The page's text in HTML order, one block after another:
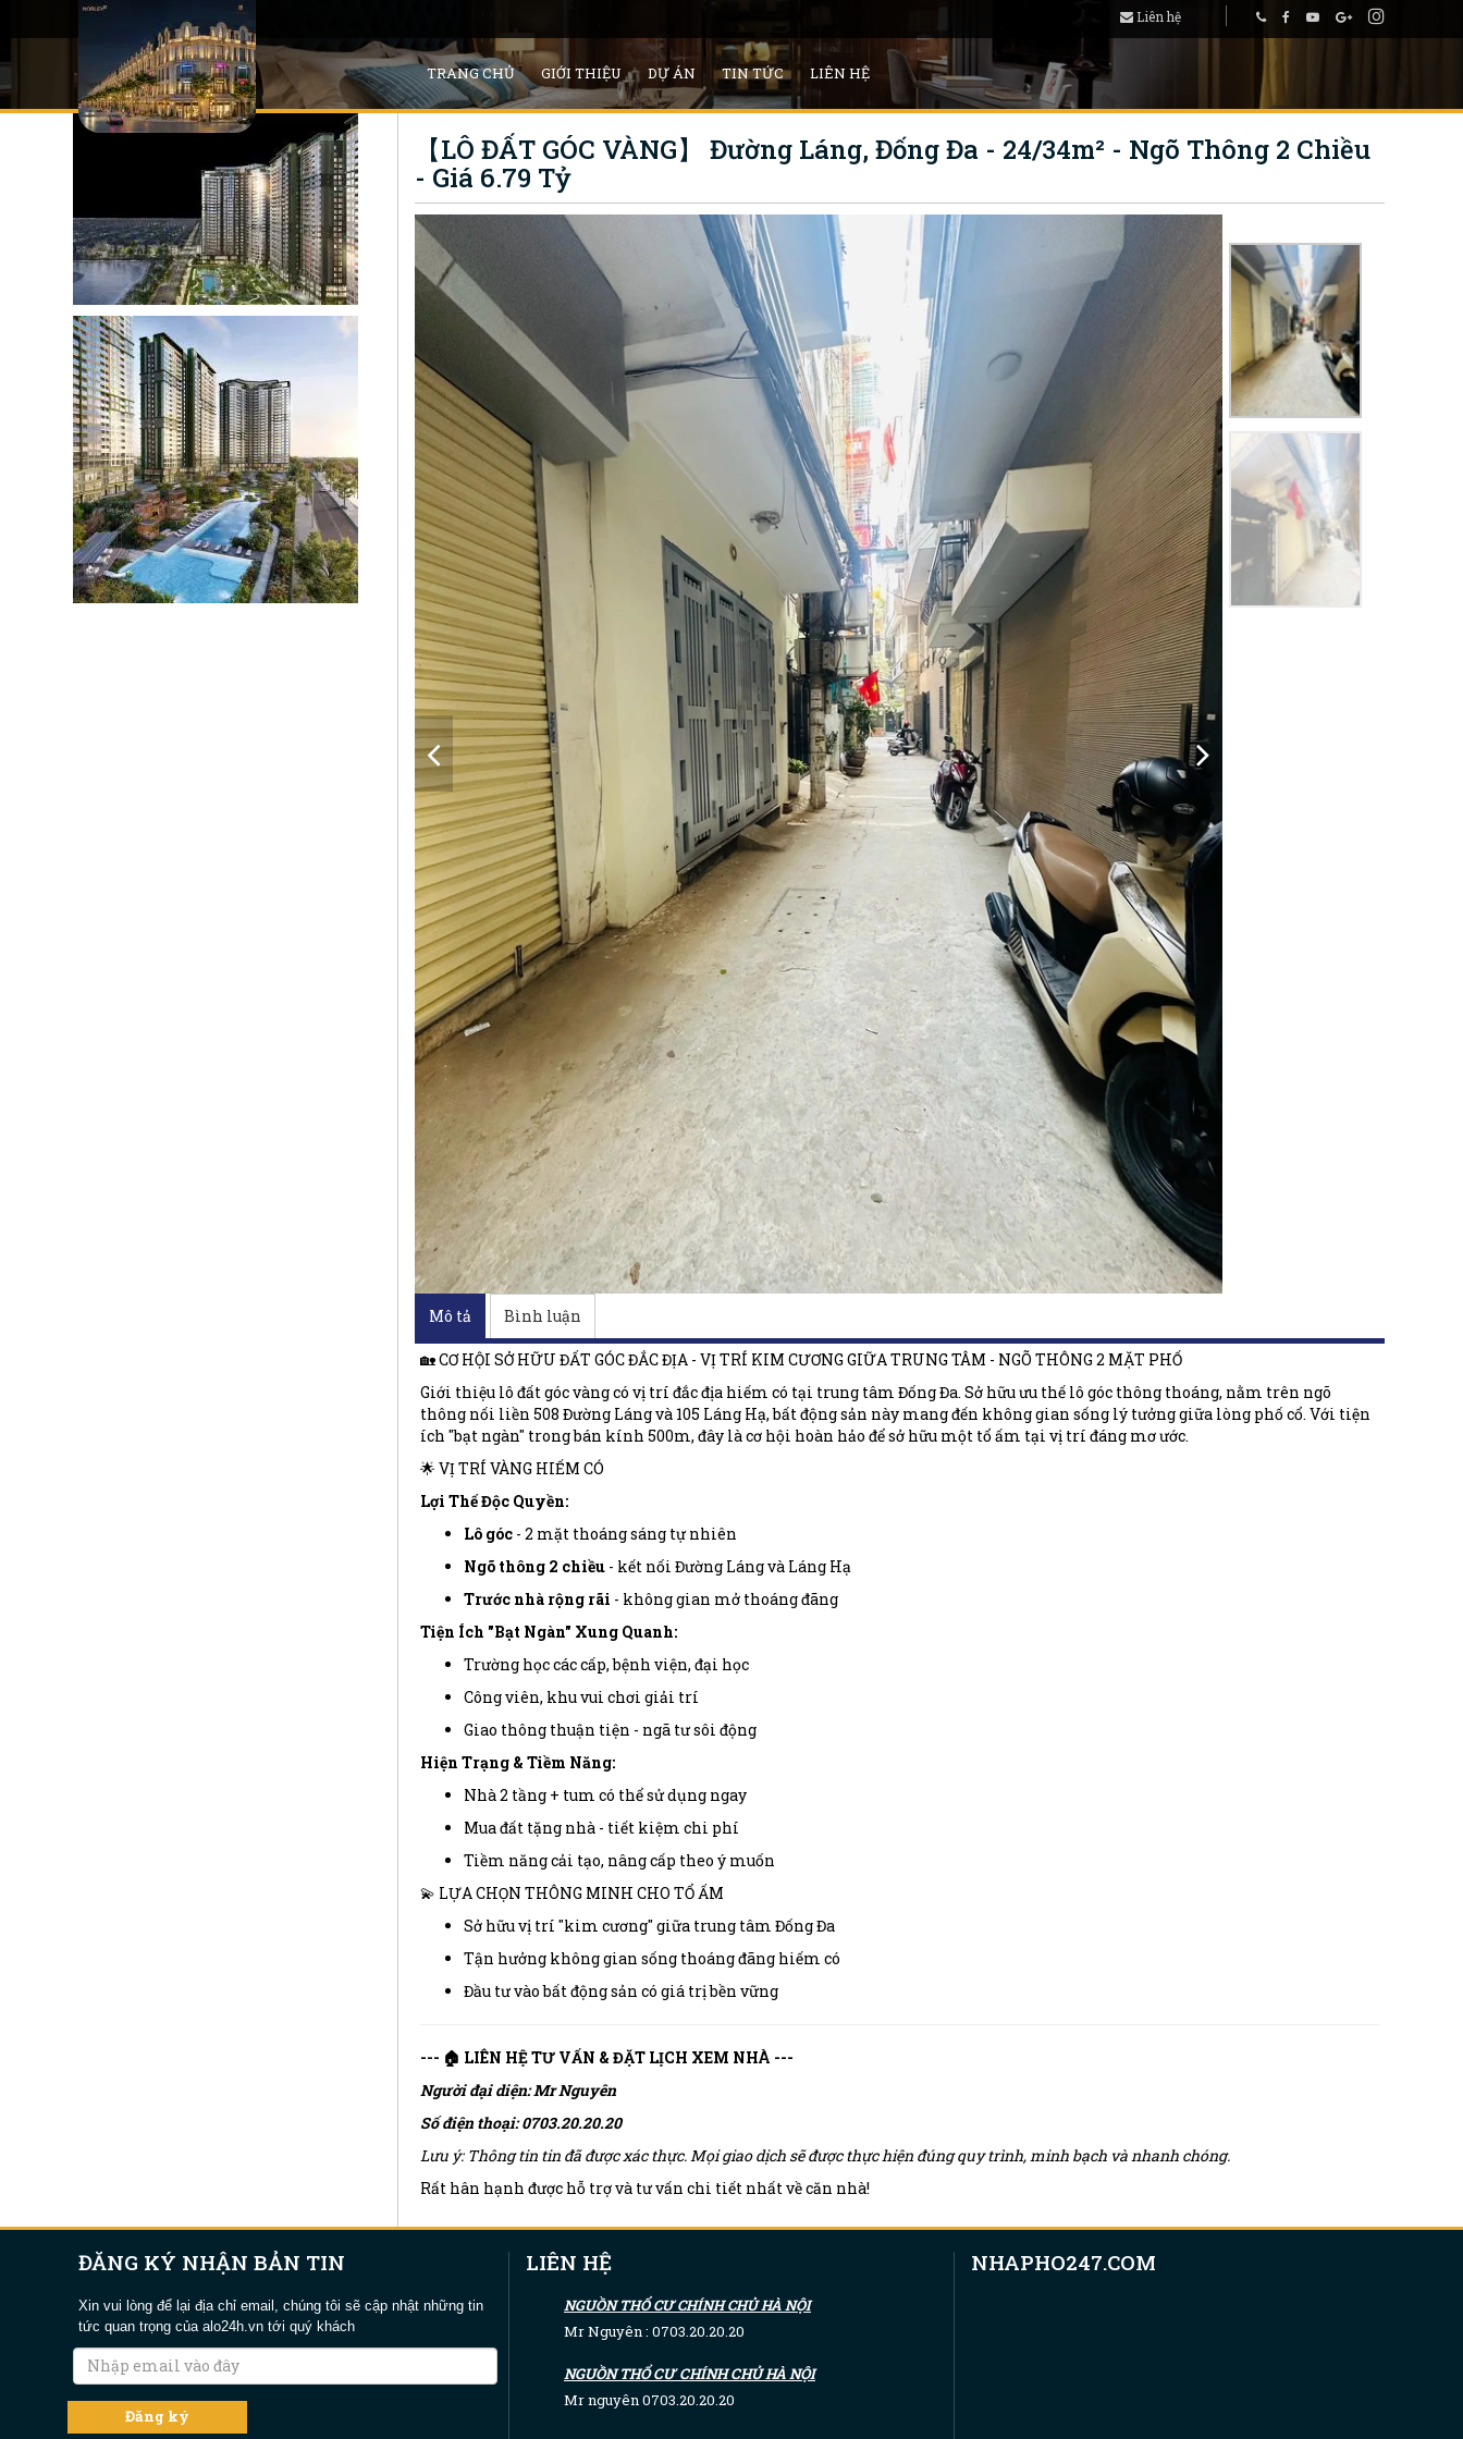
Liên hệ
TRANG CHỦ GIỚI THIỆU DỰ ÁN TIN TỨC LIÊN HỆ
【LÔ ĐẤT GÓC VÀNG】 Đường Láng, Đống Đa - 24/34m² - Ngõ Thông 2 Chiều
- Giá 6.79 Tỷ
Mô tả Bình luận
🏡 CƠ HỘI SỞ HỮU ĐẤT GÓC ĐẮC ĐỊA - VỊ TRÍ KIM CƯƠNG GIỮA TRUNG TÂM - NGÕ THÔNG 2 MẶT PHỐ
Giới thiệu lô đất góc vàng có vị trí đắc địa hiếm có tại trung tâm Đống Đa. Sở hữu ưu thế lô góc thông thoáng, nằm trên ngõ
thông nối liền 508 Đường Láng và 105 Láng Hạ, bất động sản này mang đến không gian sống lý tưởng giữa lòng phố cổ. Với tiện
ích "bạt ngàn" trong bán kính 500m, đây là cơ hội hoàn hảo để sở hữu một tổ ấm tại vị trí đáng mơ ước.
🌟 VỊ TRÍ VÀNG HIẾM CÓ
Lợi Thế Độc Quyền:
Lô góc- 2 mặt thoáng sáng tự nhiên
Ngõ thông 2 chiều- kết nối Đường Láng và Láng Hạ
Trước nhà rộng rãi - không gian mở thoáng đãng
Tiện Ích "Bạt Ngàn" Xung Quanh:
Trường học các cấp, bệnh viện, đại học
Công viên, khu vui chơi giải trí
Giao thông thuận tiện - ngã tư sôi động
Hiện Trạng & Tiềm Năng:
Nhà 2 tầng + tum có thể sử dụng ngay
Mua đất tặng nhà - tiết kiệm chi phí
Tiềm năng cải tạo, nâng cấp theo ý muốn
💫 LỰA CHỌN THÔNG MINH CHO TỔ ẤM
Sở hữu vị trí "kim cương" giữa trung tâm Đống Đa
Tận hưởng không gian sống thoáng đãng hiếm có
Đầu tư vào bất động sản có giá trị bền vững
--- 🏠 LIÊN HỆ TƯ VẤN & ĐẶT LỊCH XEM NHÀ ---
Người đại diện: Mr Nguyên
Số điện thoại: 0703.20.20.20
Lưu ý: Thông tin tin đã được xác thực. Mọi giao dịch sẽ được thực hiện đúng quy trình, minh bạch và nhanh chóng.
Rất hân hạnh được hỗ trợ và tư vấn chi tiết nhất về căn nhà!
ĐĂNG KÝ NHẬN BẢN TIN
Xin vui lòng để lại địa chỉ email, chúng tôi sẽ cập nhật những tin
tức quan trọng của alo24h.vn tới quý khách
LIÊN HỆ
NGUỒN THỔ CƯ CHÍNH CHỦ HÀ NỘI
Mr Nguyên : 0703.20.20.20
NGUỒN THỔ CƯ CHÍNH CHỦ HÀ NỘI
Mr nguyên 0703.20.20.20
NHAPHO247.COM